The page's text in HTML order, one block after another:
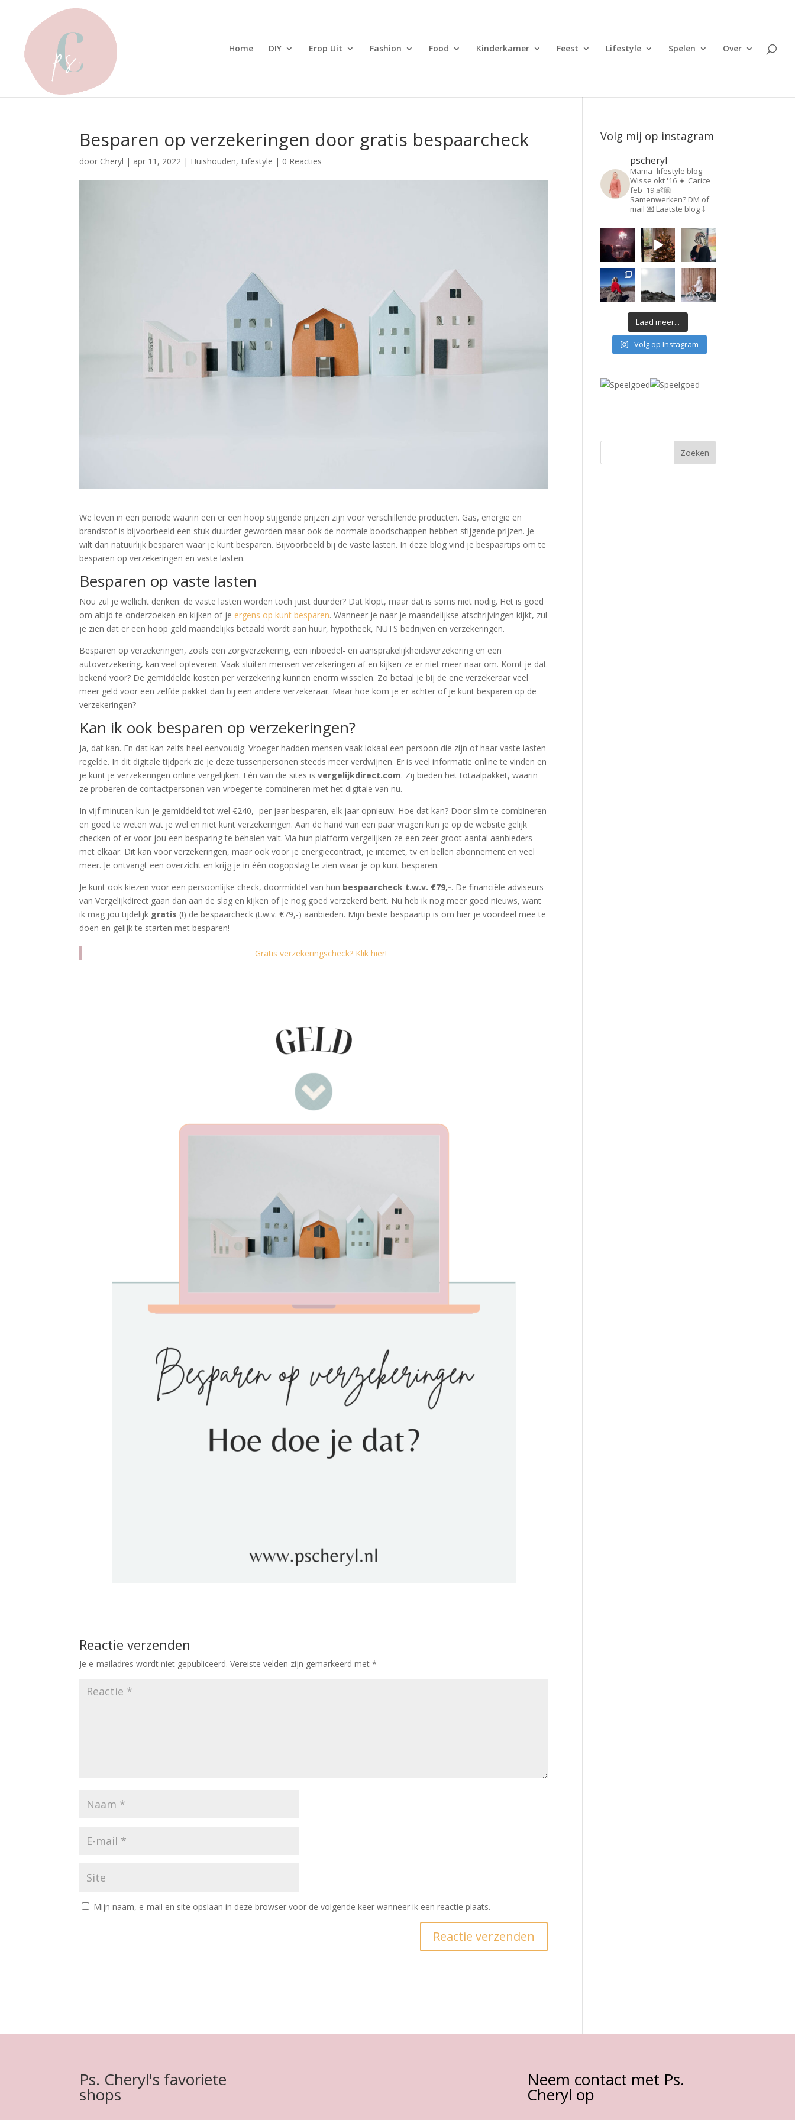
Home DIY Erop Uit Fashion Food Kinderkamer Feest Lifestyle Spelen Over
Besparen op verzekeringen door gratis bespaarcheck
door Cheryl | apr 11, 2022 | Huishouden, Lifestyle | 0 Reacties
We leven in een periode waarin een er een hoop stijgende prijzen zijn voor verschillende producten. Gas, energie en
brandstof is bijvoorbeeld een stuk duurder geworden maar ook de normale boodschappen hebben stijgende prijzen. Je
wilt dan natuurlijk besparen waar je kunt besparen. Bijvoorbeeld bij de vaste lasten. In deze blog vind je bespaartips om te
besparen op verzekeringen en vaste lasten.
Besparen op vaste lasten
Nou zul je wellicht denken: de vaste lasten worden toch juist duurder? Dat klopt, maar dat is soms niet nodig. Het is goed
om altijd te onderzoeken en kijken of je ergens op kunt besparen. Wanneer je naar je maandelijkse afschrijvingen kijkt, zul
je zien dat er een hoop geld maandelijks betaald wordt aan huur, hypotheek, NUTS bedrijven en verzekeringen.
Besparen op verzekeringen, zoals een zorgverzekering, een inboedel- en aansprakelijkheidsverzekering en een
autoverzekering, kan veel opleveren. Vaak sluiten mensen verzekeringen af en kijken ze er niet meer naar om. Komt je dat
bekend voor? De gemiddelde kosten per verzekering kunnen enorm wisselen. Zo betaal je bij de ene verzekeraar veel
meer geld voor een zelfde pakket dan bij een andere verzekeraar. Maar hoe kom je er achter of je kunt besparen op de
verzekeringen?
Kan ik ook besparen op verzekeringen?
Ja, dat kan. En dat kan zelfs heel eenvoudig. Vroeger hadden mensen vaak lokaal een persoon die zijn of haar vaste lasten
regelde. In dit digitale tijdperk zie je deze tussenpersonen steeds meer verdwijnen. Er is veel informatie online te vinden en
je kunt je verzekeringen online vergelijken. Eén van die sites isvergelijkdirect.com. Zij bieden het totaalpakket, waarin
ze proberen de contactpersonen van vroeger te combineren met het digitale van nu.
In vijf minuten kun je gemiddeld tot wel €240,- per jaar besparen, elk jaar opnieuw. Hoe dat kan? Door slim te combineren
en goed te weten wat je wel en niet kunt verzekeringen. Aan de hand van een paar vragen kun je op de website gelijk
checken of er voor jou een besparing te behalen valt. Via hun platform vergelijken ze een zeer groot aantal aanbieders
met elkaar. Dit kan voor verzekeringen, maar ook voor je energiecontract, je internet, tv en bellen abonnement en veel
meer. Je ontvangt een overzicht en krijg je in één oogopslag te zien waar je op kunt besparen.
Je kunt ook kiezen voor een persoonlijke check, doormiddel van hun bespaarcheck t.w.v. €79,-. De financiële adviseurs
van Vergelijkdirect gaan dan aan de slag en kijken of je nog goed verzekerd bent. Nu heb ik nog meer goed nieuws, want
ik mag jou tijdelijk gratis (!) de bespaarcheck (t.w.v. €79,-) aanbieden. Mijn beste bespaartip is om hier je voordeel mee te
doen en gelijk te starten met besparen!
Gratis verzekeringscheck? Klik hier!
Reactie verzenden
Je e-mailadres wordt niet gepubliceerd. Vereiste velden zijn gemarkeerd met*
Mijn naam, e-mail en site opslaan in deze browser voor de volgende keer wanneer ik een reactie plaats.
Volg mij op instagram
pscheryl
Mama- lifestyle blog
Wisse okt '16 👦 Carice
feb '19 👶🏼
Samenwerken? DM of
mail 💌 Laatste blog ⤵️
Laad meer...
Volg op Instagram
Ps. Cheryl's favoriete
shops
Neem contact met Ps.
Cheryl op